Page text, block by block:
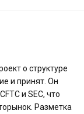
о структуре
и принят. Он
и SEC, что
Разметка